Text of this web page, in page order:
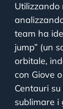
Utilizzando
team ha
jump” (un
orbitale,
con Giove
Centauri
sublimare i